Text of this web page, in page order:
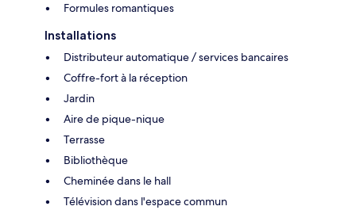
Formules romantiques
Installations
Distributeur automatique / services bancaires
Coffre-fort à la réception
Jardin
Aire de pique-nique
Terrasse
Bibliothèque
Cheminée dans le hall
Télévision dans l'espace commun